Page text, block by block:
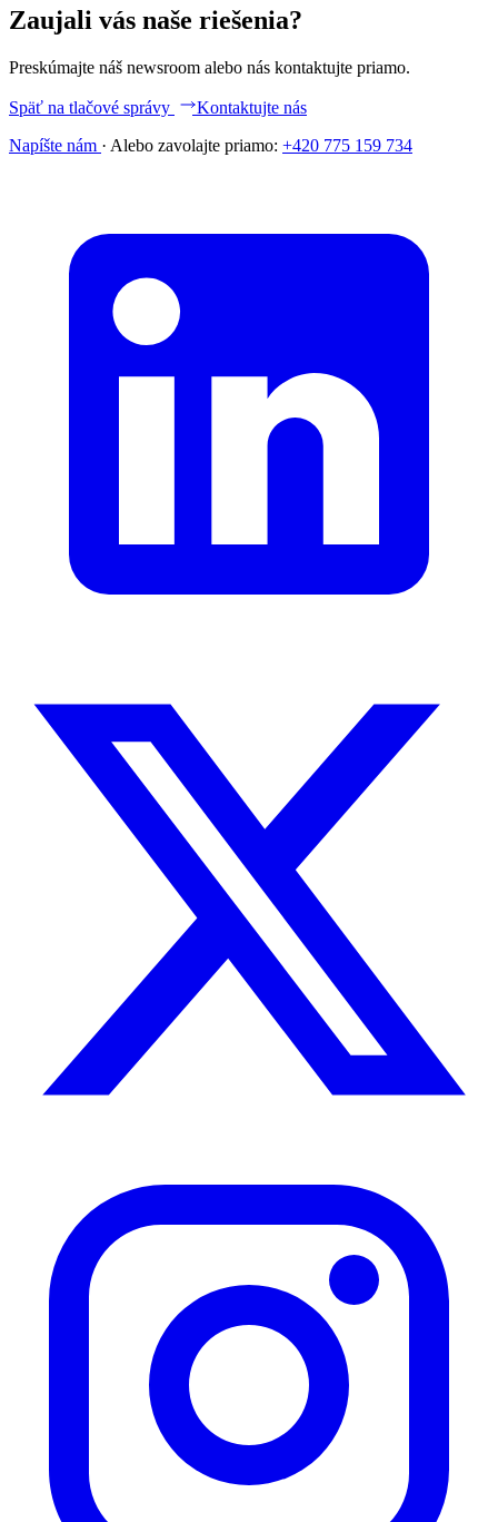
Zaujali vás naše riešenia?
Preskúmajte náš newsroom alebo nás kontaktujte priamo.
Späť na tlačové správy
Kontaktujte nás
Napíšte nám · Alebo zavolajte priamo: +420 775 159 734